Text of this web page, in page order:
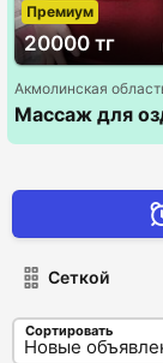
20000 тг
Премиум
Акмолинская
Сеткой
Сортировать